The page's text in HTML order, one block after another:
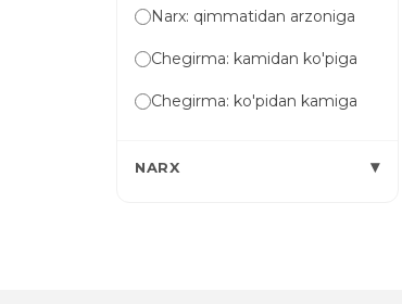
Narx: qimmatidan arzoniga
Chegirma: kamidan ko'piga
Chegirma: ko'pidan kamiga
NARX ▾